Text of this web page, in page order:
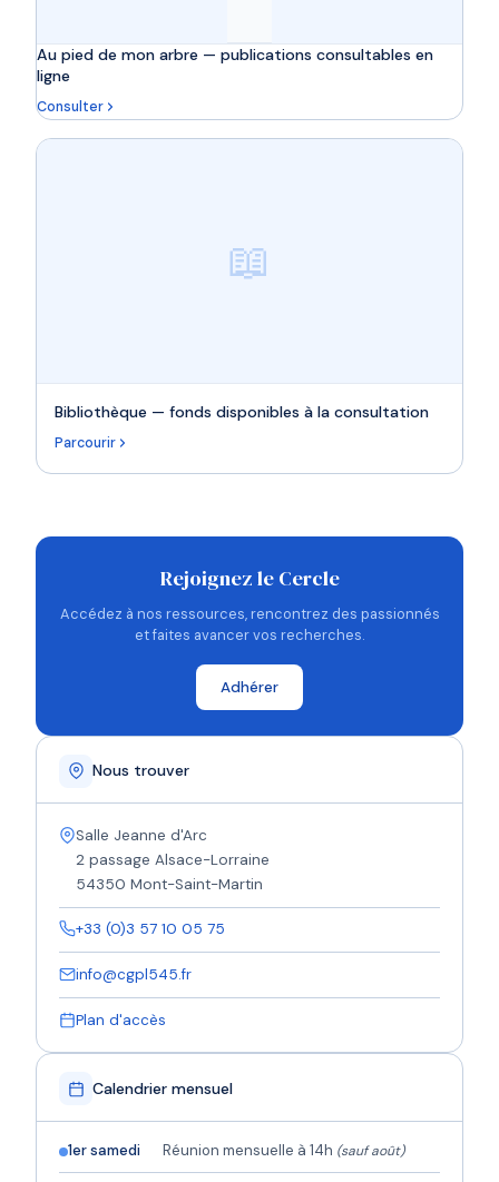
Au pied de mon arbre — publications consultables en
ligne
Consulter
📖
Bibliothèque — fonds disponibles à la consultation
Parcourir
Rejoignez le Cercle
Accédez à nos ressources, rencontrez des passionnés
et faites avancer vos recherches.
Adhérer
Nous trouver
Salle Jeanne d'Arc
2 passage Alsace-Lorraine
54350 Mont-Saint-Martin
+33 (0)3 57 10 05 75
info@cgpl545.fr
Plan d'accès
Calendrier mensuel
1er samedi Réunion mensuelle à 14h (sauf août)